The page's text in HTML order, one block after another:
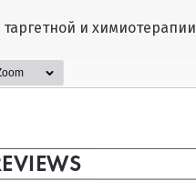
и химиотерапии